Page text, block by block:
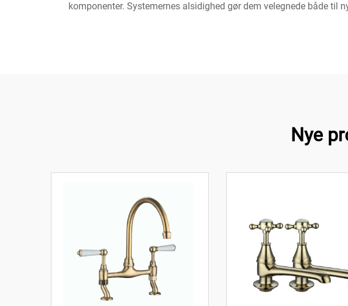
komponenter. Systemernes alsidighed gør dem velegnede både til
Nye